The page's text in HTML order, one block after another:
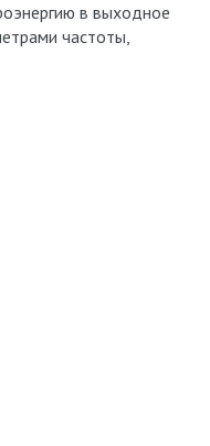
в выходное
частоты,